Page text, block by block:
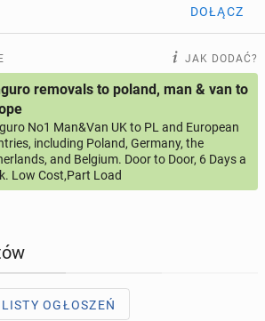
ogłoszenia online
289profili online
165ogłoszeń online
10ogłoszeń online
DOŁĄCZ
JAK DODAĆ?
removals to poland, man & van to
No1 Man&Van UK to PL and European
including Poland, Germany, the
and Belgium. Door to Door, 6 Days a
Low Cost,Part Load
OGŁOSZEŃ